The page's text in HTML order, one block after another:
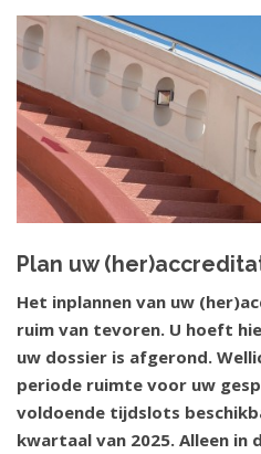
Plan uw
Het inplannen van uw
ruim van tevoren. U hoeft
uw dossier is afgerond.
periode ruimte voor uw
voldoende tijdslots
kwartaal van 2025. Alleen